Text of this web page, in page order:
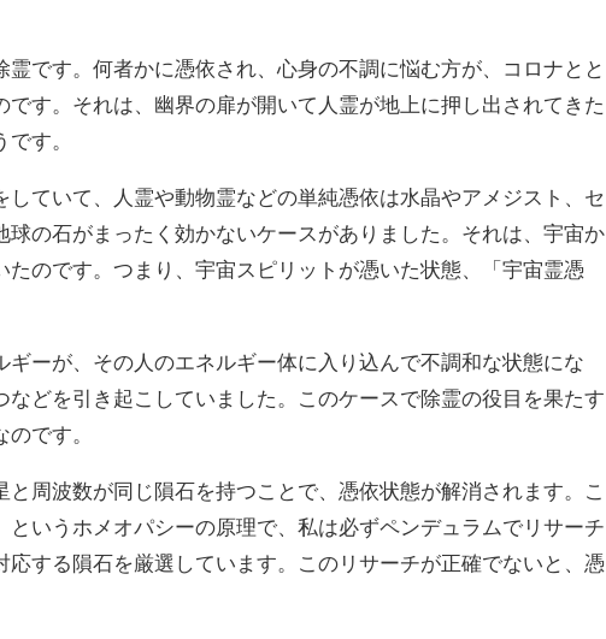
です。何者かに憑依され、心身の不調に悩む方が、コロナとと
です。それは、幽界の扉が開いて人霊が地上に押し出されてきた
す。
ていて、人霊や動物霊などの単純憑依は水晶やアメジスト、セ
球の石がまったく効かないケースがありました。それは、宇宙か
たのです。つまり、宇宙スピリットが憑いた状態、「宇宙霊憑
ギーが、その人のエネルギー体に入り込んで不調和な状態にな
などを引き起こしていました。このケースで除霊の役目を果たす
です。
周波数が同じ隕石を持つことで、憑依状態が解消されます。こ
というホメオパシーの原理で、私は必ずペンデュラムでリサーチ
応する隕石を厳選しています。このリサーチが正確でないと、憑